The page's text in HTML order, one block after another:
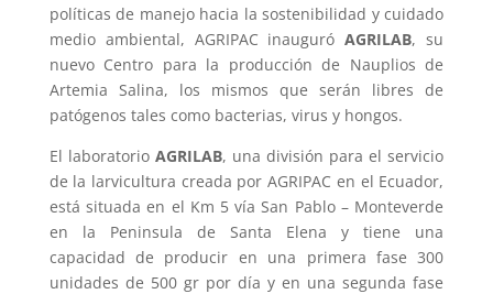
políticas de manejo hacia la sostenibilidad y cuidado
medio ambiental, AGRIPAC inauguróAGRILAB, su
nuevo Centro para la producción de Nauplios de
Artemia Salina, los mismos que serán libres de
patógenos tales como bacterias, virus y hongos.
El laboratorio AGRILAB, una división para el servicio
de la larvicultura creada por AGRIPAC en el Ecuador,
está situada en el Km 5 vía San Pablo – Monteverde
en la Peninsula de Santa Elena y tiene una
capacidad de producir en una primera fase 300
unidades de 500 gr por día y en una segunda fase